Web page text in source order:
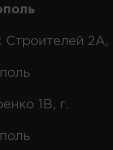
Строителей 2А,
1В, г.